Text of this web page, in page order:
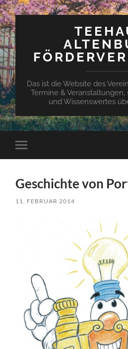
Das ist die Website des
Termine &
und Wissenswertes
Mobile-
Menü
Geschichte von
11. FEBRUAR 2014